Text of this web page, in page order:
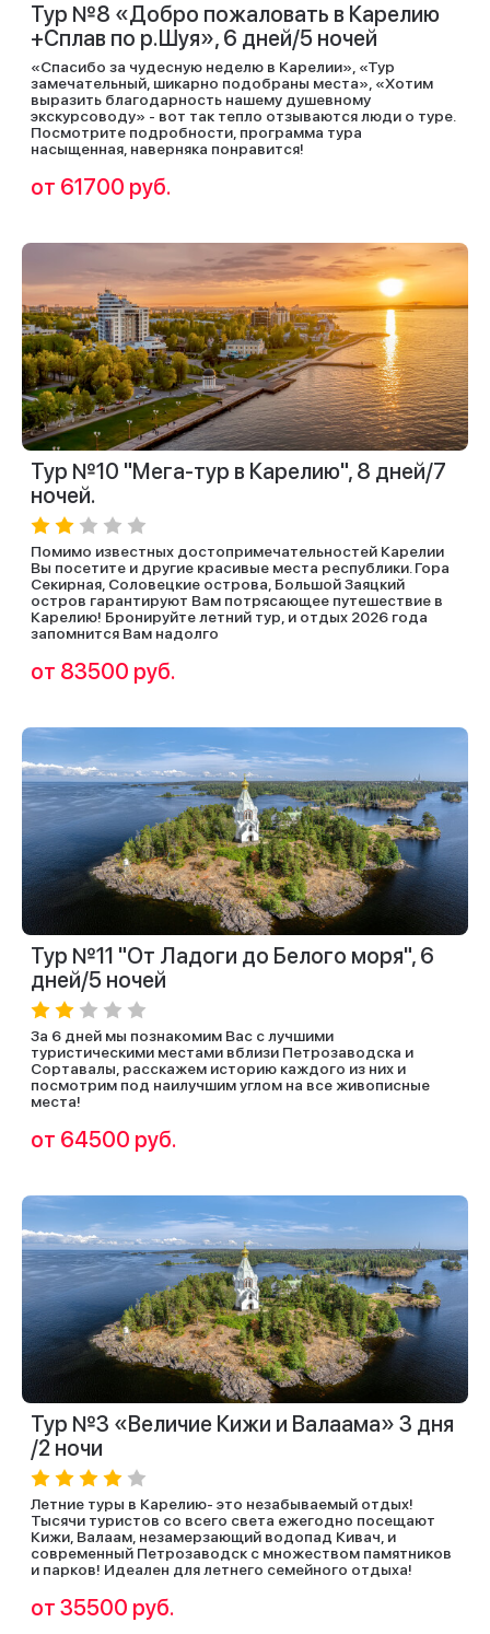
Тур №8 «Добро пожаловать в Карелию
+Сплав по р.Шуя», 6 дней/5 ночей
«Спасибо за чудесную неделю в Карелии», «Тур
замечательный, шикарно подобраны места», «Хотим
выразить благодарность нашему душевному
экскурсоводу» - вот так тепло отзываются люди о туре.
Посмотрите подробности, программа тура
насыщенная, наверняка понравится!
от 61700 руб.
Тур №10 "Мега-тур в Карелию", 8 дней/7
ночей.
Помимо известных достопримечательностей Карелии
Вы посетите и другие красивые места республики. Гора
Секирная, Соловецкие острова, Большой Заяцкий
остров гарантируют Вам потрясающее путешествие в
Карелию! Бронируйте летний тур, и отдых 2026 года
запомнится Вам надолго
от 83500 руб.
Тур №11 "От Ладоги до Белого моря", 6
дней/5 ночей
За 6 дней мы познакомим Вас с лучшими
туристическими местами вблизи Петрозаводска и
Сортавалы, расскажем историю каждого из них и
посмотрим под наилучшим углом на все живописные
места!
от 64500 руб.
Тур №3 «Величие Кижи и Валаама» 3 дня
/2 ночи
Летние туры в Карелию- это незабываемый отдых!
Тысячи туристов со всего света ежегодно посещают
Кижи, Валаам, незамерзающий водопад Кивач, и
современный Петрозаводск с множеством памятников
и парков! Идеален для летнего семейного отдыха!
от 35500 руб.